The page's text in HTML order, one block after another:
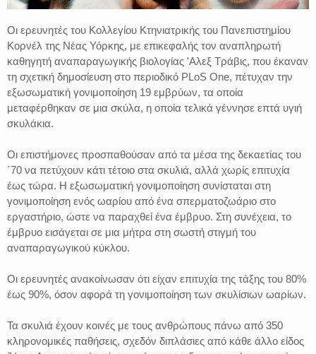
Οι ερευνητές του Κολλεγίου Κτηνιατρικής του Πανεπιστημίου
Κορνέλ της Νέας Υόρκης, με επικεφαλής τον αναπληρωτή
καθηγητή αναπαραγωγικής βιολογίας 'Αλεξ Τράβις, που έκαναν
τη σχετική δημοσίευση στο περιοδικό PLoS One, πέτυχαν την
εξωσωματική γονιμοποίηση 19 εμβρύων, τα οποία
μεταφέρθηκαν σε μια σκύλα, η οποία τελικά γέννησε επτά υγιή
σκυλάκια.
Οι επιστήμονες προσπαθούσαν από τα μέσα της δεκαετίας του
΄70 να πετύχουν κάτι τέτοιο στα σκυλιά, αλλά χωρίς επιτυχία
έως τώρα. Η εξωσωματική γονιμοποίηση συνίσταται στη
γονιμοποίηση ενός ωαρίου από ένα σπερματοζωάριο στο
εργαστήριο, ώστε να παραχθεί ένα έμβρυο. Στη συνέχεια, το
έμβρυο εισάγεται σε μια μήτρα στη σωστή στιγμή του
αναπαραγωγικού κύκλου.
Οι ερευνητές ανακοίνωσαν ότι είχαν επιτυχία της τάξης του 80%
έως 90%, όσον αφορά τη γονιμοποίηση των σκυλίσιων ωαρίων.
Τα σκυλιά έχουν κοινές με τους ανθρώπους πάνω από 350
κληρονομικές παθήσεις, σχεδόν διπλάσιες από κάθε άλλο είδος